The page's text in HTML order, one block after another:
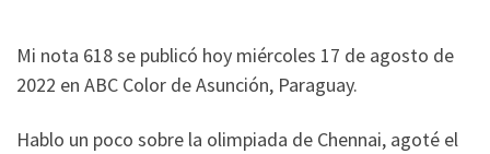
Mi nota 618 se publicó hoy miércoles 17 de agosto de
2022 en ABC Color de Asunción, Paraguay.
Hablo un poco sobre la olimpiada de Chennai, agoté el